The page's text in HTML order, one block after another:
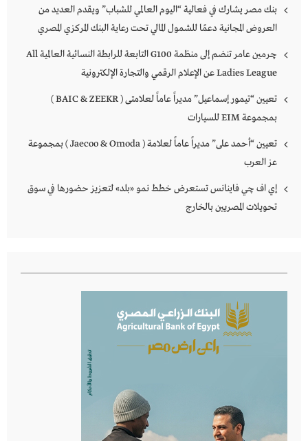
بنك مصر يشارك في فعالية “اليوم العالمي للشباب” ويقدم العديد من
العروض المجانية دعمًا للشمول المالي تحت رعاية البنك المركزي المصري
چرمين عامر تنضم إلى منظمة G100 التابعة للرابطة النسائية العالمية All
Ladies League عن الإعلام الرقمي والتجارة الإلكترونية
تعيين “تيمور إسماعيل” مديراً عاماً لعلامتى ( BAIC & ZEEKR )
بمجموعة EIM للسيارات
تعيين “أحمد على” مديراً عاماً لعلامة ( Jaecoo & Omoda ) بمجموعة
عز العرب
إي اف چي فاينانس تستعرض خطط نمو «بلد» لتعزيز حضورها في سوق
تحويلات المصريين بالخارج